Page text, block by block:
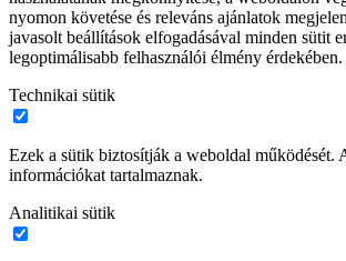
nyomon követése és releváns ajánlatok
javasolt beállítások elfogadásával minden sütit
legoptimálisabb felhasználói élmény érdekében.
Technikai sütik
Ezek a sütik biztosítják a weboldal működését.
információkat tartalmaznak.
Analitikai sütik